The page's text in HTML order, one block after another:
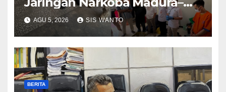
Bali
AGU 5, 2026 SIS WANTO
BERITA